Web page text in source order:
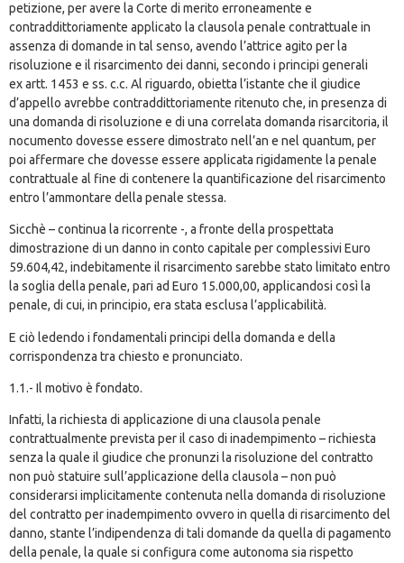
petizione, per avere la Corte di merito erroneamente e
contraddittoriamente applicato la clausola penale contrattuale in
assenza di domande in tal senso, avendo l’attrice agito per la
risoluzione e il risarcimento dei danni, secondo i principi generali
exartt. 1453 e ss. c.c. Al riguardo, obietta l’istante che il giudice
d’appello avrebbe contraddittoriamente ritenuto che, in presenza di
una domanda di risoluzione e di una correlata domanda risarcitoria, il
nocumento dovesse essere dimostrato nell’an e nel quantum, per
poi affermare che dovesse essere applicata rigidamente la penale
contrattuale al fine di contenere la quantificazione del risarcimento
entro l’ammontare della penale stessa.
Sicchè – continua la ricorrente -, a fronte della prospettata
dimostrazione di un danno in conto capitale per complessivi Euro
59.604,42, indebitamente il risarcimento sarebbe stato limitato entro
la soglia della penale, pari ad Euro 15.000,00, applicandosi così la
penale, di cui, in principio, era stata esclusa l’applicabilità.
E ciò ledendo i fondamentali principi della domanda e della
corrispondenza tra chiesto e pronunciato.
1.1.- Il motivo è fondato.
Infatti, la richiesta di applicazione di una clausola penale
contrattualmente prevista per il caso di inadempimento – richiesta
senza la quale il giudice che pronunzi la risoluzione del contratto
non può statuire sull’applicazione della clausola – non può
considerarsi implicitamente contenuta nella domanda di risoluzione
del contratto per inadempimento ovvero in quella di risarcimento del
danno, stante l’indipendenza di tali domande da quella di pagamento
della penale, la quale si configura come autonoma sia rispetto